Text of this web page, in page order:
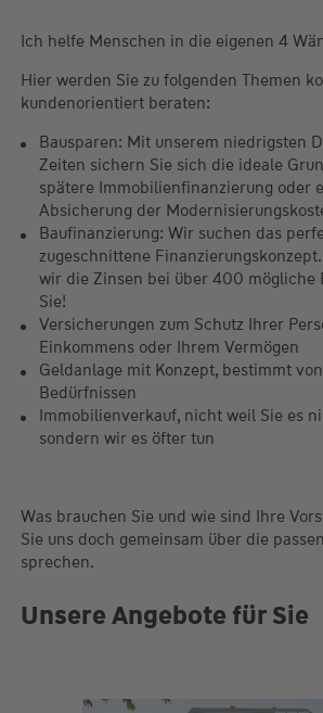
Ich helfe Menschen in die eigenen 4
Hier werden Sie zu folgenden Themen
kundenorientiert beraten:
Bausparen: Mit unserem niedrigsten
Zeiten sichern Sie sich die ideale
spätere Immobilienfinanzierung oder
Absicherung der
Baufinanzierung: Wir suchen das
zugeschnittene
wir die Zinsen bei über 400 mögliche
Sie!
Versicherungen zum Schutz Ihrer
Einkommens oder Ihrem Vermögen
Geldanlage mit Konzept, bestimmt
Bedürfnissen
Immobilienverkauf, nicht weil Sie es
sondern wir es öfter tun
Was brauchen Sie und wie sind Ihre
Sie uns doch gemeinsam über die
sprechen.
Unsere Angebote für Sie